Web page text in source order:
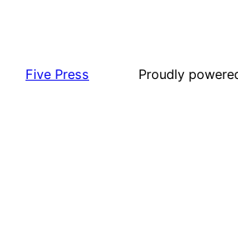
Five Press Proudly